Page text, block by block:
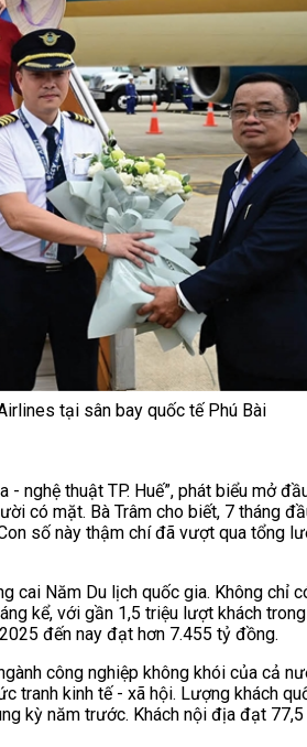
tại sân bay quốc tế Phú Bài
nghệ thuật TP. Huế”, phát biểu mở
có mặt. Bà Trâm cho biết, 7 tháng
số này thậm chí đã vượt qua tổng
cai Năm Du lịch quốc gia. Không chỉ
kể, với gần 1,5 triệu lượt khách
đến nay đạt hơn 7.455 tỷ đồng.
công nghiệp không khói của cả
tranh kinh tế - xã hội. Lượng khách
kỳ năm trước. Khách nội địa đạt